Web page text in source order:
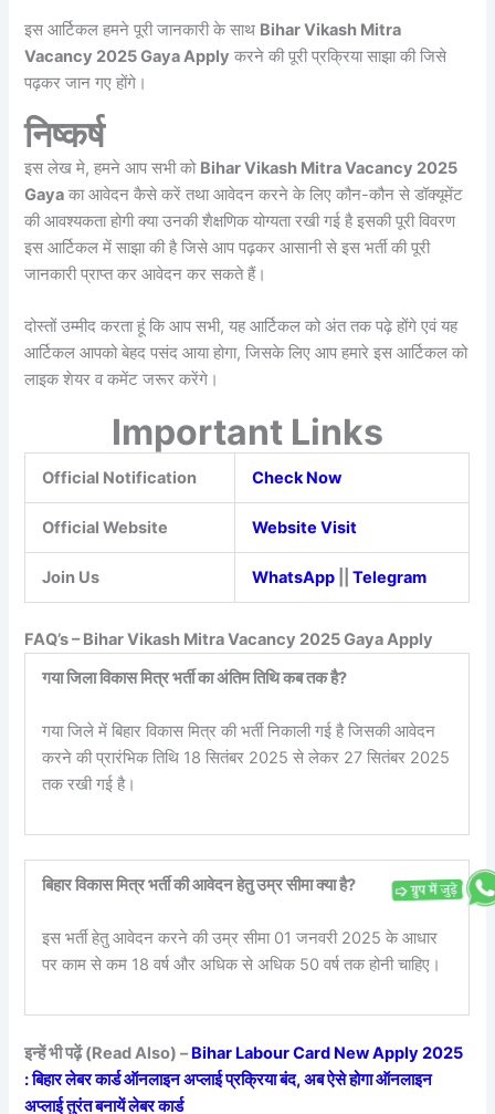
इस आर्टिकल हमने पूरी जानकारी के साथ Bihar Vikash Mitra
Vacancy 2025 Gaya Apply करने की पूरी प्रक्रिया साझा की जिसे
पढ़कर जान गए होंगे।
निष्कर्ष
इस लेख मे, हमने आप सभी को Bihar Vikash Mitra Vacancy 2025
Gaya का आवेदन कैसे करें तथा आवेदन करने के लिए कौन-कौन से डॉक्यूमेंट
की आवश्यकता होगी क्या उनकी शैक्षणिक योग्यता रखी गई है इसकी पूरी विवरण
इस आर्टिकल में साझा की है जिसे आप पढ़कर आसानी से इस भर्ती की पूरी
जानकारी प्राप्त कर आवेदन कर सकते हैं।
दोस्तों उम्मीद करता हूं कि आप सभी, यह आर्टिकल को अंत तक पढ़े होंगे एवं यह
आर्टिकल आपको बेहद पसंद आया होगा, जिसके लिए आप हमारे इस आर्टिकल को
लाइक शेयर व कमेंट जरूर करेंगे।
Important Links
Official Notification Check Now
Official Website Website Visit
Join Us WhatsApp ||Telegram
FAQ’s – Bihar Vikash Mitra Vacancy 2025 Gaya Apply
गया जिला विकास मित्र भर्ती का अंतिम तिथि कब तक है?
गया जिले में बिहार विकास मित्र की भर्ती निकाली गई है जिसकी आवेदन
करने की प्रारंभिक तिथि 18 सितंबर 2025 से लेकर 27 सितंबर 2025
तक रखी गई है।
बिहार विकास मित्र भर्ती की आवेदन हेतु उम्र सीमा क्या है?
इस भर्ती हेतु आवेदन करने की उम्र सीमा 01 जनवरी 2025 के आधार
पर काम से कम 18 वर्ष और अधिक से अधिक 50 वर्ष तक होनी चाहिए।
इन्हें भी पढ़ें (Read Also) –Bihar Labour Card New Apply 2025
: बिहार लेबर कार्ड ऑनलाइन अप्लाई प्रक्रिया बंद, अब ऐसे होगा ऑनलाइन
अप्लाई तुरंत बनायें लेबर कार्ड